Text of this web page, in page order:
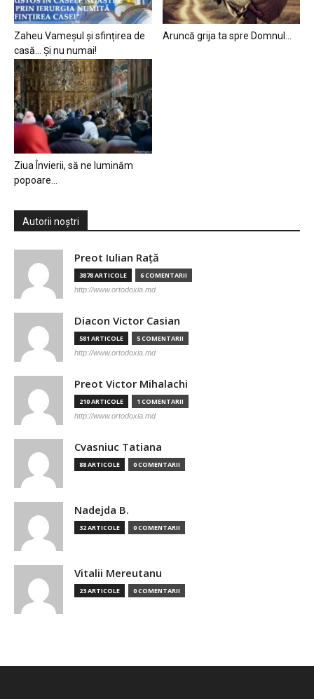
Zaheu Vameșul și sfințirea de
casă… Și nu numai!
Aruncă grija ta spre Domnul…
Ziua Învierii, să ne luminăm
popoare…
Autorii noștri
Preot Iulian Raţă
3878 ARTICOLE 6 COMENTARII
http://www.ortodoxia.md
Diacon Victor Casian
581 ARTICOLE 5 COMENTARII
http://www.ortodoxia.md
Preot Victor Mihalachi
210 ARTICOLE 1 COMENTARII
http://www.ortodoxia.md
Cvasniuc Tatiana
88 ARTICOLE 0 COMENTARII
Nadejda B.
32 ARTICOLE 0 COMENTARII
Vitalii Mereutanu
23 ARTICOLE 0 COMENTARII